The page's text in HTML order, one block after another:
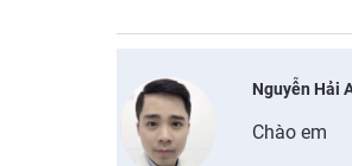
Nguyễn Hải
Chào em